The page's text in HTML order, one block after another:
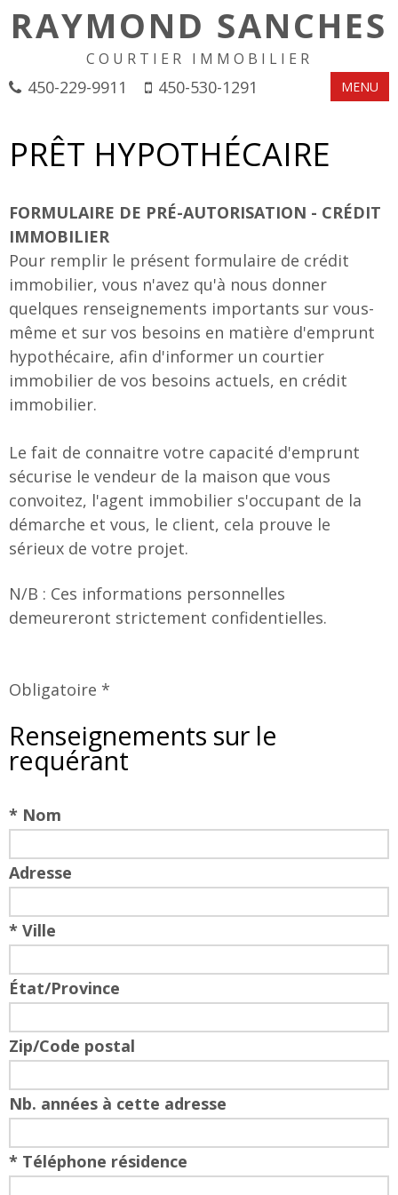
RAYMOND SANCHES
COURTIER IMMOBILIER
450-229-9911 450-530-1291 MENU
PRÊT HYPOTHÉCAIRE
FORMULAIRE DE PRÉ-AUTORISATION - CRÉDIT
IMMOBILIER
Pour remplir le présent formulaire de crédit
immobilier, vous n'avez qu'à nous donner
quelques renseignements importants sur vous-
même et sur vos besoins en matière d'emprunt
hypothécaire, afin d'informer un courtier
immobilier de vos besoins actuels, en crédit
immobilier.
Le fait de connaitre votre capacité d'emprunt
sécurise le vendeur de la maison que vous
convoitez, l'agent immobilier s'occupant de la
démarche et vous, le client, cela prouve le
sérieux de votre projet.
N/B : Ces informations personnelles
demeureront strictement confidentielles.
Obligatoire *
Renseignements sur le
requérant
* Nom
Adresse
* Ville
État/Province
Zip/Code postal
Nb. années à cette adresse
* Téléphone résidence